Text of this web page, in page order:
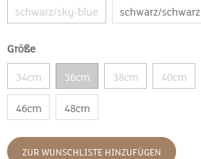
schwarz/sky-blue schwarz/schwarz
Größe
34cm 36cm 38cm 40cm
46cm 48cm
ZUR WUNSCHLISTE HINZUFÜGEN